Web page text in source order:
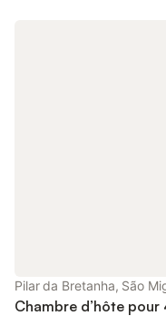
Pilar da Bretanha, São
Chambre d’hôte pour